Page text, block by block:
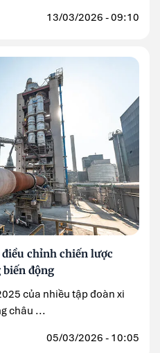
13/03/2026 - 09:10
chỉnh chiến lược
động
của nhiều tập đoàn xi
châu ...
05/03/2026 - 10:05